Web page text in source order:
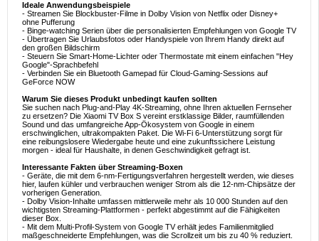
Ideale Anwendungsbeispiele
- Streamen Sie Blockbuster-Filme in Dolby Vision von Netflix oder Disney+
ohne Pufferung
- Binge-watching Serien über die personalisierten Empfehlungen von Google TV
- Übertragen Sie Urlaubsfotos oder Handyspiele von Ihrem Handy direkt auf
den großen Bildschirm
- Steuern Sie Smart-Home-Lichter oder Thermostate mit einem einfachen "Hey
Google"-Sprachbefehl
- Verbinden Sie ein Bluetooth Gamepad für Cloud-Gaming-Sessions auf
GeForce NOW
Warum Sie dieses Produkt unbedingt kaufen sollten
Sie suchen nach Plug-and-Play 4K-Streaming, ohne Ihren aktuellen Fernseher
zu ersetzen? Die Xiaomi TV Box S vereint erstklassige Bilder, raumfüllenden
Sound und das umfangreiche App-Ökosystem von Google in einem
erschwinglichen, ultrakompakten Paket. Die Wi-Fi 6-Unterstützung sorgt für
eine reibungslosere Wiedergabe heute und eine zukunftssichere Leistung
morgen - ideal für Haushalte, in denen Geschwindigkeit gefragt ist.
Interessante Fakten über Streaming-Boxen
- Geräte, die mit dem 6-nm-Fertigungsverfahren hergestellt werden, wie dieses
hier, laufen kühler und verbrauchen weniger Strom als die 12-nm-Chipsätze der
vorherigen Generation.
- Dolby Vision-Inhalte umfassen mittlerweile mehr als 10 000 Stunden auf den
wichtigsten Streaming-Plattformen - perfekt abgestimmt auf die Fähigkeiten
dieser Box.
- Mit dem Multi-Profil-System von Google TV erhält jedes Familienmitglied
maßgeschneiderte Empfehlungen, was die Scrollzeit um bis zu 40 % reduziert.